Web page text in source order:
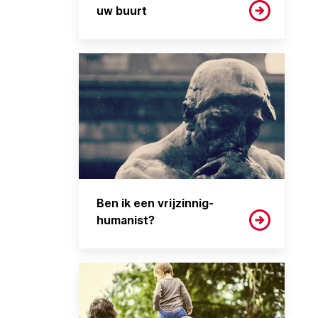
uw buurt
Ben ik een vrijzinnig-
humanist?